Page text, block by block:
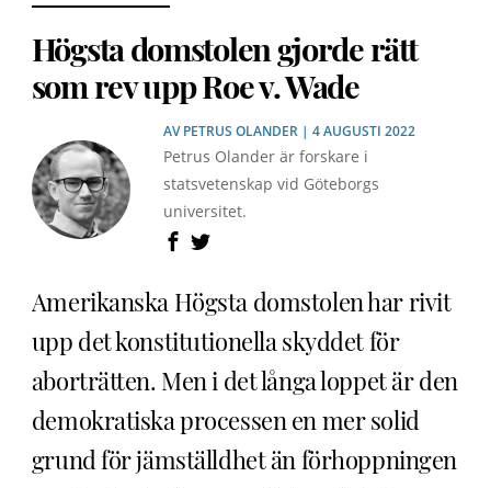
Högsta domstolen gjorde rätt
som rev upp Roe v. Wade
AVPETRUS OLANDER| 4 AUGUSTI 2022
Petrus Olander är forskare i
statsvetenskap vid Göteborgs
universitet.
Amerikanska Högsta domstolen har rivit
upp det konstitutionella skyddet för
aborträtten. Men i det långa loppet är den
demokratiska processen en mer solid
grund för jämställdhet än förhoppningen